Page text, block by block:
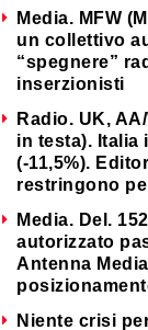
Media. MFW
un collettivo
“spegnere”
inserzionisti
Radio. UK,
in testa). Italia
(-11,5%).
restringono
Media. Del.
autorizzato
Antenna
Niente crisi